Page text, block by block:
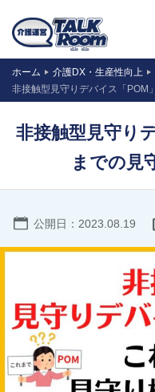
ホーム
介護DX・生産性向上
非接触型見守りデバイス「POM
非接触型見守り
までの見
公開日：2023.08.19